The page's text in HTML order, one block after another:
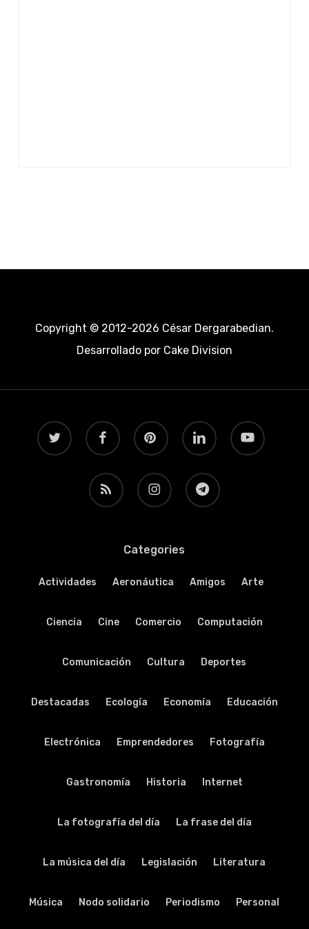
Copyright © 2012-2026 César Dergarabedian.
Desarrollado porCake Division
twitter facebook pinterest linkedin youtube
RSS instagram telegram
Categories
Actividades Aeronáutica Amigos Arte
Ciencia Cine Comercio Computación
Comunicación Cultura Deportes
Destacadas Ecología Economía Educación
Electrónica Emprendedores Fotografía
Gastronomía Historia Internet
La fotografía del día La frase del día
La música del día Legislación Literatura
Música Nodo solidario Periodismo Personal